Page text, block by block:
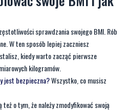
W ten sposób lepiej zaczniesz
kiedy warto zacząć pierwsze
kilogramów.
jest bezpieczna?Wszystko, co musisz
o tym, że należy zmodyfikować swoją
i przybrać nieco na masie ciała. Pamiętaj,
BMI oraz dokładnego składu
zaplanować przyszłe działania